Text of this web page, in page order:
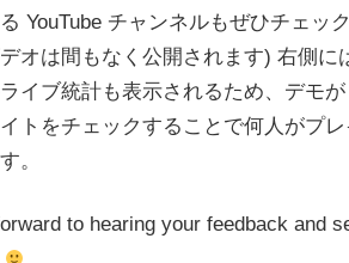
YouTube チャンネルもぜひチェッ
オは間もなく公開されます) 右側に
イブ統計も表示されるため、デモ
トをチェックすることで何人がプ
。
to hearing your feedback and